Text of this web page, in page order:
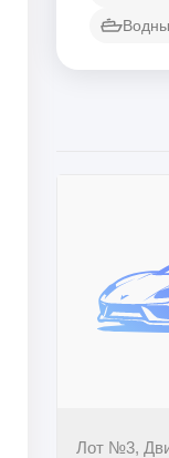
Лот №3,